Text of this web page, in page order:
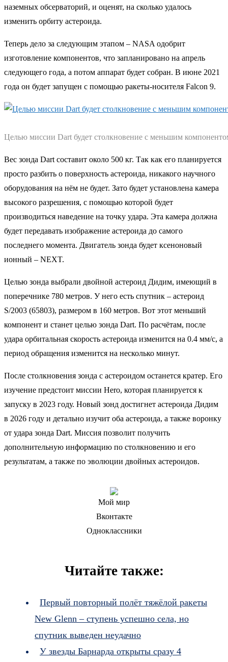
наземных обсерваторий, и оценят, на сколько удалось
изменить орбиту астероида.
Теперь дело за следующим этапом – NASA одобрит
изготовление компонентов, что запланировано на апрель
следующего года, а потом аппарат будет собран. В июне 2021
года он будет запущен с помощью ракеты-носителя Falcon 9.
Целью миссии Dart будет столкновение с меньшим
Вес зонда Dart составит около 500 кг. Так как его планируется
просто разбить о поверхность астероида, никакого научного
оборудования на нём не будет. Зато будет установлена камера
высокого разрешения, с помощью которой будет
производиться наведение на точку удара. Эта камера должна
будет передавать изображение астероида до самого
последнего момента. Двигатель зонда будет ксеноновый
ионный – NEXT.
Целью зонда выбрали двойной астероид Дидим, имеющий в
поперечнике 780 метров. У него есть спутник – астероид
S/2003 (65803), размером в 160 метров. Вот этот меньший
компонент и станет целью зонда Dart. По расчётам, после
удара орбитальная скорость астероида изменится на 0.4 мм/с, а
период обращения изменится на несколько минут.
После столкновения зонда с астероидом останется кратер. Его
изучение предстоит миссии Hero, которая планируется к
запуску в 2023 году. Новый зонд достигнет астероида Дидим
в 2026 году и детально изучит оба астероида, а также воронку
от удара зонда Dart. Миссия позволит получить
дополнительную информацию по столкновению и его
результатам, а также по эволюции двойных астероидов.
Мой мир
Вконтакте
Одноклассники
Читайте также:
Первый повторный полёт тяжёлой ракеты
New Glenn – ступень успешно села, но
спутник выведен неудачно
У звезды Барнарда открыты сразу 4